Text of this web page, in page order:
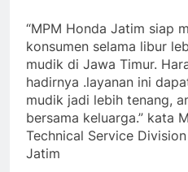
“MPM Honda Jatim siap
konsumen selama libur
mudik di Jawa Timur.
hadirnya .layanan ini
mudik jadi lebih tenang,
bersama keluarga.” kata
Technical Service
Jatim